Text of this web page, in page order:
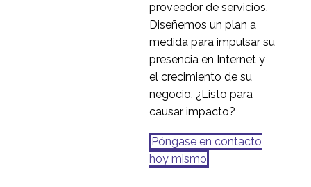
proveedor de servicios.
Diseñemos un plan a
medida para impulsar su
presencia en Internet y
el crecimiento de su
negocio. ¿Listo para
causar impacto?
Póngase en contacto
hoy mismo